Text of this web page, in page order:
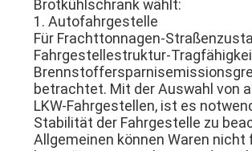
Brotkühlschrank wählt:
1. Autofahrgestelle
Für Frachttonnagen-
Fahrgestellestruktur-
betrachtet. Mit der Auswahl von
LKW-Fahrgestellen, ist es
Stabilität der Fahrgestelle zu
Allgemeinen können Waren nicht